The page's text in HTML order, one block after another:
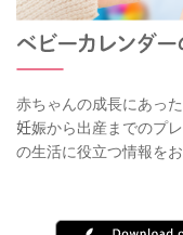
赤ちゃんの成長にあっ
妊娠から出産までのプ
の生活に役立つ情報をお